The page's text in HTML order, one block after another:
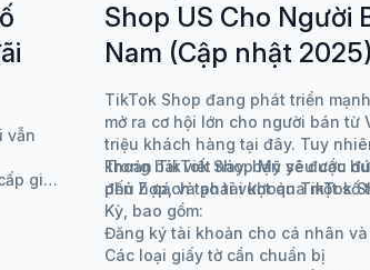
vẫn
giải
Shop US Cho Người
Nam (Cập nhật 2025)
TikTok Shop đang phát triển
mở ra cơ hội lớn cho người bán từ
triệu khách hàng tại đây. Tuy
khoản TikTok Shop Mỹ yêu cầu
phù hợp, và phải vượt qua một số
Trong bài viết này, bạn sẽ được
đến Z cách tạo tài khoản TikTok
Kỳ, bao gồm:
Đăng ký tài khoản cho cá nhân
Các loại giấy tờ cần chuẩn bị